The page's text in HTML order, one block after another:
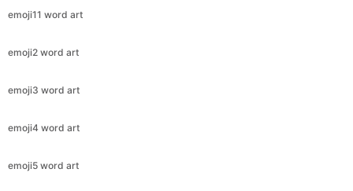
emoji11 word art
emoji2 word art
emoji3 word art
emoji4 word art
emoji5 word art